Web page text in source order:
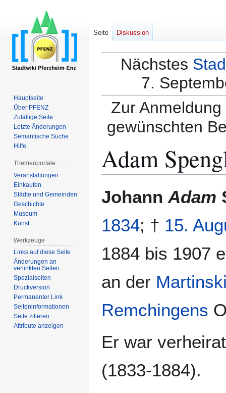
Nächstes
7.
Zur
gewünschten
Adam
Navigation
Suche
Johann Adam
1834; † 15.
1884 bis 1907
an der
Remchingens
Er war
(1833-1884).
Seite Diskussion
Hauptseite
Über PFENZ
Zufällige Seite
Letzte Änderungen
Semantische Suche
Hilfe
Themenportale
Veranstaltungen
Einkaufen
Städte und Gemeinden
Geschichte
Museum
Kunst
Werkzeuge
Links auf diese Seite
Änderungen an
verlinkten Seiten
Spezialseiten
Druckversion
Permanenter Link
Seiten­­informationen
Seite zitieren
Attribute anzeigen